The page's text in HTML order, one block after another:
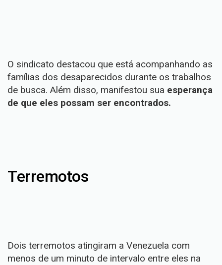
O sindicato destacou que está acompanhando as
famílias dos desaparecidos durante os trabalhos
de busca. Além disso, manifestou sua esperança
de que eles possam ser encontrados.
Terremotos
Dois terremotos atingiram a Venezuela com
menos de um minuto de intervalo entre eles na